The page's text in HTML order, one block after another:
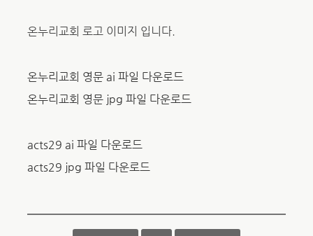
온누리교회 로고 이미지 입니다.
온누리교회 영문 ai 파일 다운로드
온누리교회 영문 jpg 파일 다운로드
acts29 ai 파일 다운로드
acts29 jpg 파일 다운로드